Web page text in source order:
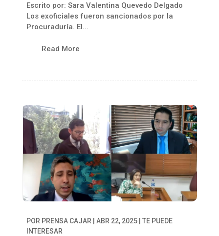
Escrito por: Sara Valentina Quevedo Delgado
Los exoficiales fueron sancionados por la
Procuraduría. El...
Read More
POR PRENSA CAJAR| ABR 22, 2025| TE PUEDE
INTERESAR